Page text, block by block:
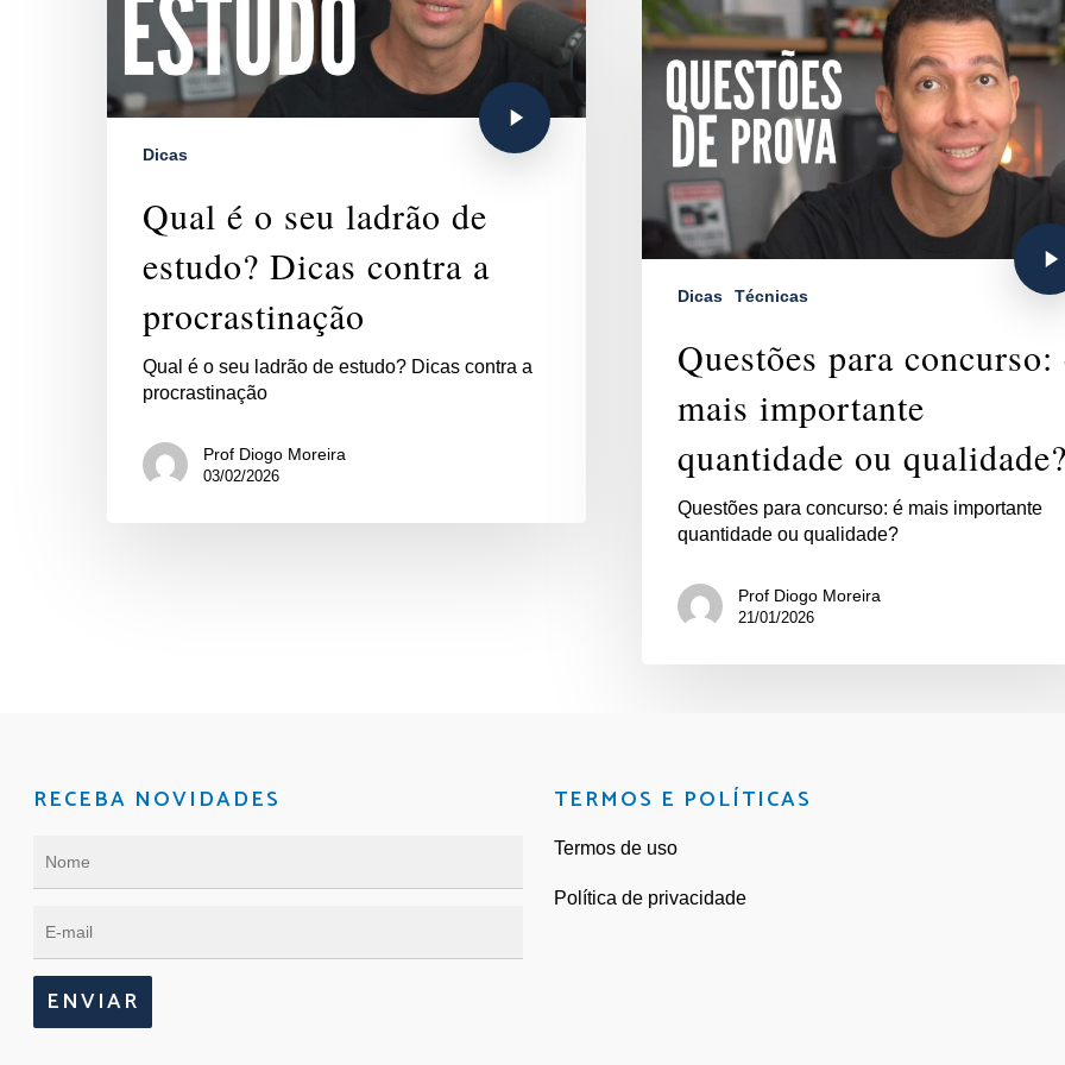
Dicas
Qual é o seu ladrão de
estudo? Dicas contra a
procrastinação
Qual é o seu ladrão de estudo? Dicas contra a
procrastinação
Prof Diogo Moreira
03/02/2026
Dicas Técnicas
Questões para concurso:
mais importante
quantidade ou
Questões para concurso: é mais importante
quantidade ou qualidade?
Prof Diogo Moreira
21/01/2026
RECEBA NOVIDADES
ENVIAR
TERMOS E POLÍTICAS
Termos de uso
Política de privacidade